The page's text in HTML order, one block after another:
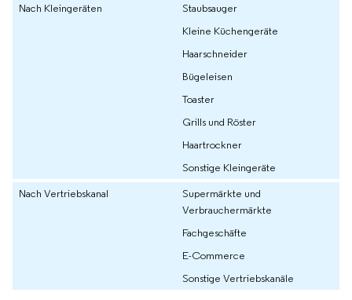
Nach Kleingeräten
Staubsauger
Kleine Küchengeräte
Haarschneider
Bügeleisen
Toaster
Grills und Röster
Haartrockner
Sonstige Kleingeräte
Nach Vertriebskanal
Supermärkte und
Verbrauchermärkte
Fachgeschäfte
E-Commerce
Sonstige Vertriebskanäle